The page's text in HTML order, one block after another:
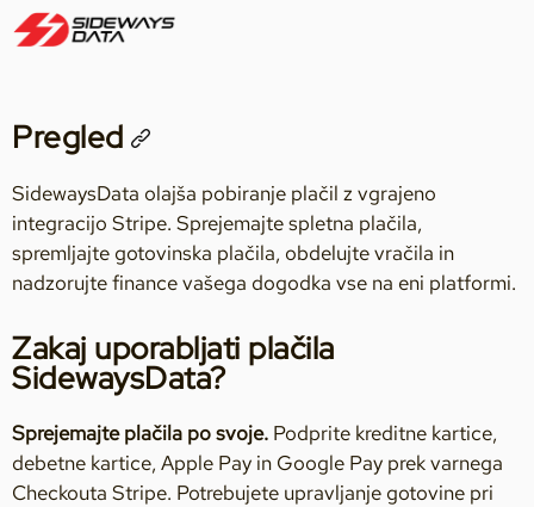
Pregled
SidewaysData olajša pobiranje plačil z vgrajeno
integracijo Stripe. Sprejemajte spletna plačila,
spremljajte gotovinska plačila, obdelujte vračila in
nadzorujte finance vašega dogodka vse na eni platformi.
Zakaj uporabljati plačila
SidewaysData?
Sprejemajte plačila po svoje. Podprite kreditne kartice,
debetne kartice, Apple Pay in Google Pay prek varnega
Checkouta Stripe. Potrebujete upravljanje gotovine pri